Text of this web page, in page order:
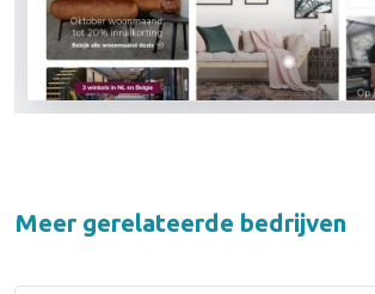
Meer gerelateerde bedrijven